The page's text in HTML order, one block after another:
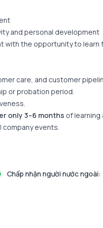
and personal development
the opportunity to learn
care, and customer
or probation period.
only 3–6 months of
events.
Chấp nhận người nước ngoài: